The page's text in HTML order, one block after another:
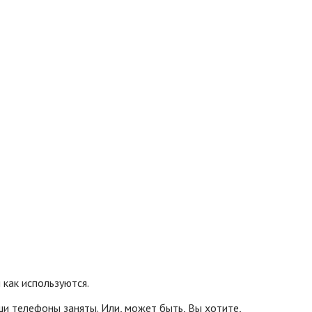
используются.
телефоны заняты. Или, может быть, Вы хотите,